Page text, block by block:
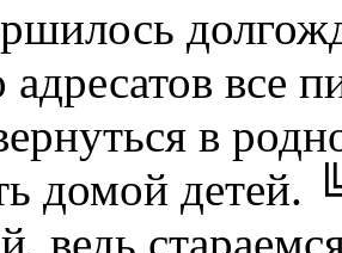
все
в
домой
ведь